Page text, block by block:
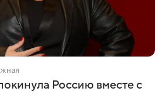
Россию вместе с